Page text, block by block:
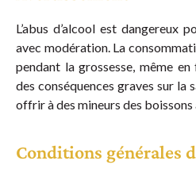
L’abus d’alcool est dangereux
avec modération. La
pendant la grossesse, même
des conséquences graves sur la
offrir à des mineurs des
Conditions générales